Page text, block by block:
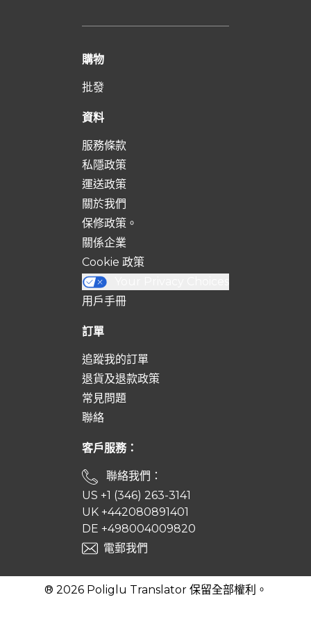
購物
批發
資料
服務條款
私隱政策
運送政策
關於我們
保修政策。
關係企業
Cookie 政策
用戶手冊
訂單
追蹤我的訂單
退貨及退款政策
常見問題
聯絡
客戶服務：
聯絡我們：
US +1 (346) 263-3141
UK +442080891401
DE +498004009820
電郵我們
® 2026 Poliglu Translator 保留全部權利。